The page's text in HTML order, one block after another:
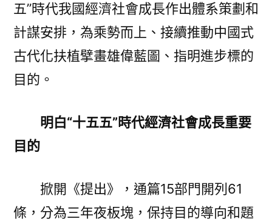
實
基
本、
周
力
——
五
五”
計
五”時代我國經濟社會成長作出體系策劃和
計謀安排，為乘勢而上、接續推動中國式
古代化扶植擘畫雄偉藍圖、指明進步標的
目的。
明白“十五五”時代經濟社會成長重要
目的
掀開《提出》，通篇15部門開列61
條，分為三年夜板塊，保持目的導向和題